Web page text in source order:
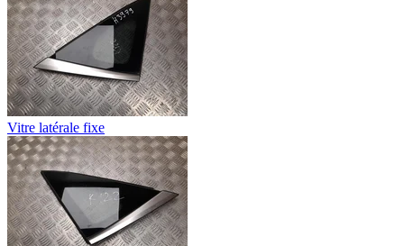
Vitre latérale fixe